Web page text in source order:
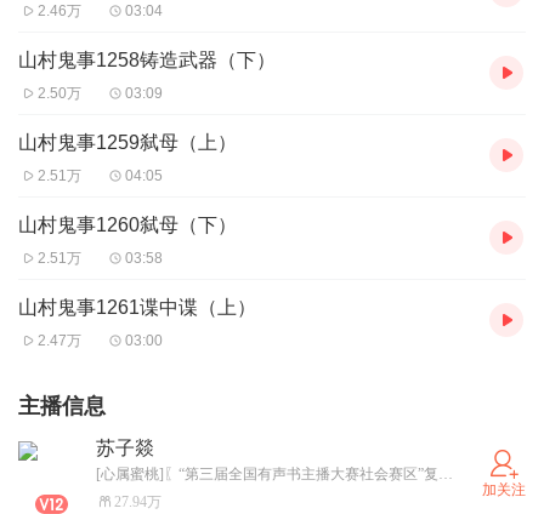
2.46万 03:04
山村鬼事1258铸造武器（下）
2.50万 03:09
山村鬼事1259弑母（上）
2.51万 04:05
山村鬼事1260弑母（下）
2.51万 03:58
山村鬼事1261谍中谍（上）
2.47万 03:00
主播信息
苏子燚
[心属蜜桃]〖“第三届全国有声书主播大赛社会赛区”复赛评委 〗〖声优嘤鸣社创始人〗〖声优进阶剧组实战导演 〗〖专业辅导官〗
27.94万
加关注